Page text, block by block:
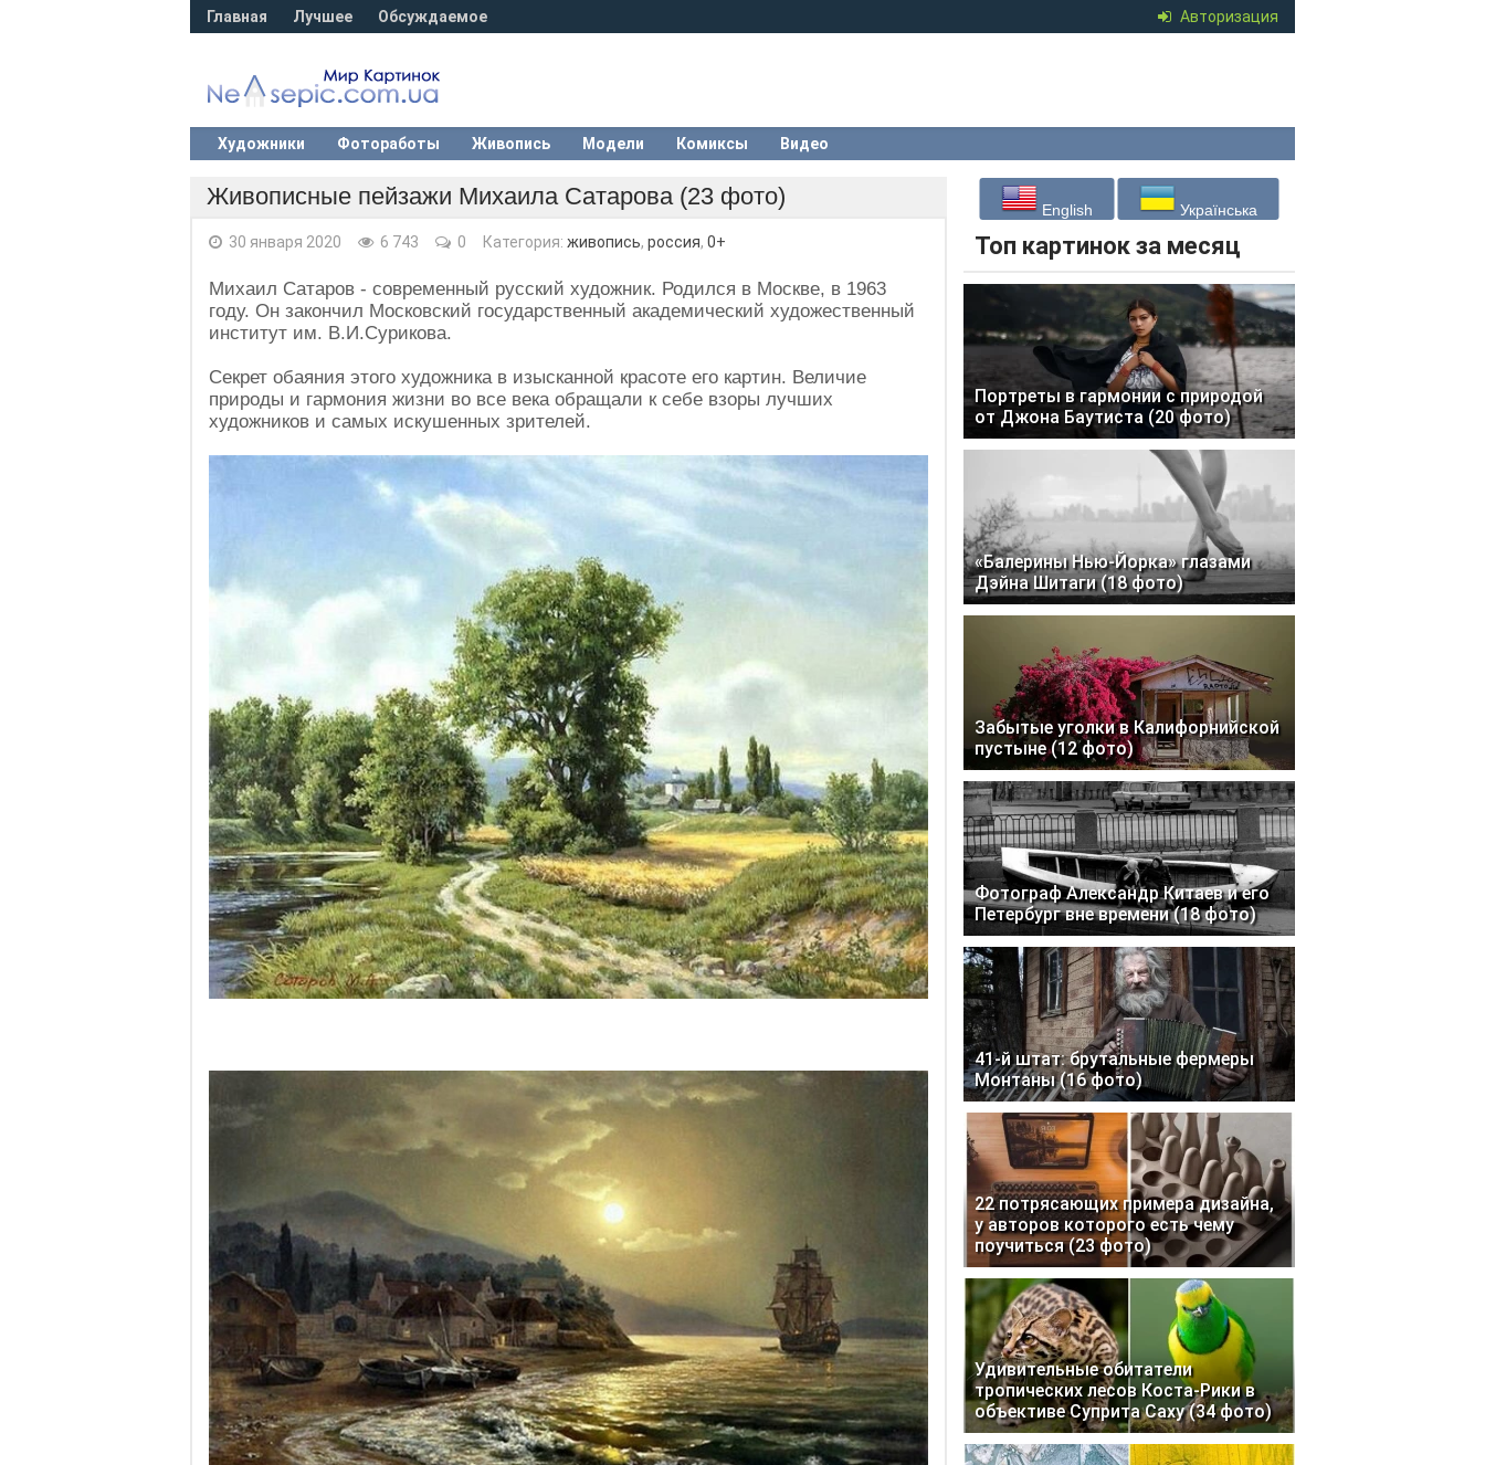
Авторизация
Главная Лучшее Обсуждаемое
Художники Фотоработы Живопись Модели Комиксы Видео
Живописные пейзажи Михаила Сатарова (23 фото)
30 января 2020 6 743 0 Категория: живопись, россия, 0+
Михаил Сатаров - современный русский художник. Родился в Москве, в 1963
году. Он закончил Московский государственный академический художественный
институт им. В.И.Сурикова.
Секрет обаяния этого художника в изысканной красоте его картин. Величие
природы и гармония жизни во все века обращали к себе взоры лучших
художников и самых искушенных зрителей.
English Українська
Топ картинок за месяц
Портреты в гармонии с природой
от Джона Баутиста (20 фото)
«Балерины Нью-Йорка» глазами
Дэйна Шитаги (18 фото)
Забытые уголки в Калифорнийской
пустыне (12 фото)
Фотограф Александр Китаев и его
Петербург вне времени (18 фото)
41-й штат: брутальные фермеры
Монтаны (16 фото)
22 потрясающих примера дизайна,
у авторов которого есть чему
поучиться (23 фото)
Удивительные обитатели
тропических лесов Коста-Рики в
объективе Суприта Саху (34 фото)